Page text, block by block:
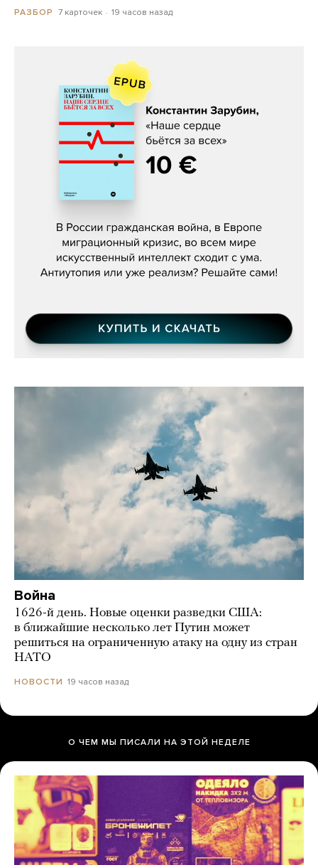
РАЗБОР 7 карточек 19 часов назад
Константин Зарубин, «Наше сердце
Война
1626-й день. Новые оценки разведки США:
в ближайшие несколько лет Путин может
решиться на ограниченную атаку на одну из стран
НАТО
НОВОСТИ 19 часов назад
О ЧЕМ МЫ ПИСАЛИ НА ЭТОЙ НЕДЕЛЕ